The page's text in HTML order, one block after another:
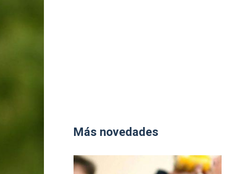
Más novedades